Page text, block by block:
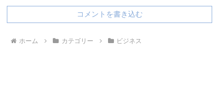
コメントを書き込む
ホーム カテゴリー ビジネス